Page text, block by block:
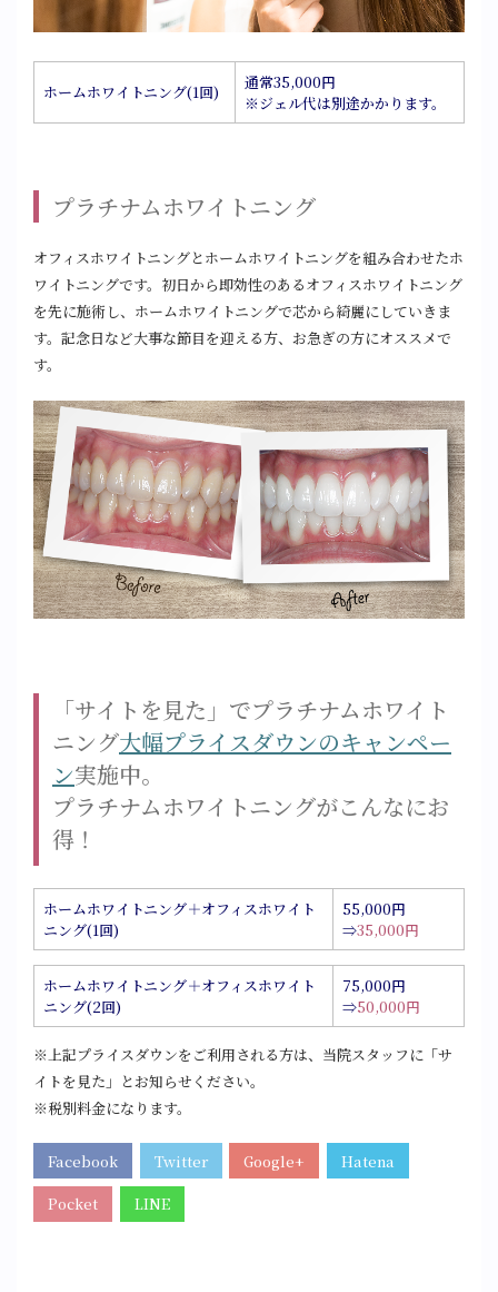
ホームホワイトニング(1回)
通常35,000円
※ジェル代は別途かかります。
プラチナムホワイトニング
オフィスホワイトニングとホームホワイトニングを組み合わせたホ
ワイトニングです。初日から即効性のあるオフィスホワイトニング
を先に施術し、ホームホワイトニングで芯から綺麗にしていきま
す。記念日など大事な節目を迎える方、お急ぎの方にオススメで
す。
「サイトを見た」でプラチナムホワイト
ニング大幅プライスダウンのキャンペー
ン実施中。
プラチナムホワイトニングがこんなにお
得！
ホームホワイトニング＋オフィスホワイト
ニング(1回)
55,000円
⇒35,000円
ホームホワイトニング＋オフィスホワイト
ニング(2回)
75,000円
⇒50,000円
※上記プライスダウンをご利用される方は、当院スタッフに「サ
イトを見た」とお知らせください。
※税別料金になります。
Facebook Twitter Google+ Hatena
Pocket LINE